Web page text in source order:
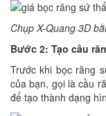
Chụp X-Quang 3D
Bước 2: Tạo cầu
Trước khi bọc răng
của bạn, gọi là cầu
để tạo thành dạng